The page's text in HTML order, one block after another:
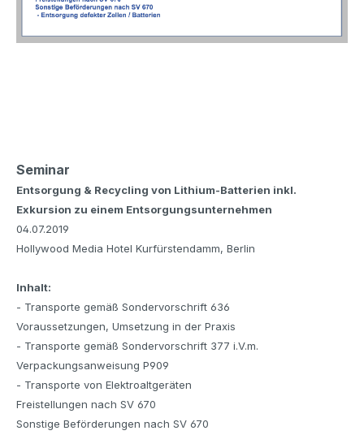
Seminar
Entsorgung & Recycling von Lithium-Batterien inkl.
Exkursion zu einem Entsorgungsunternehmen
04.07.2019
Hollywood Media Hotel Kurfürstendamm, Berlin
Inhalt:
- Transporte gemäß Sondervorschrift 636
Voraussetzungen, Umsetzung in der Praxis
- Transporte gemäß Sondervorschrift 377 i.V.m.
Verpackungsanweisung P909
- Transporte von Elektroaltgeräten
Freistellungen nach SV 670
Sonstige Beförderungen nach SV 670